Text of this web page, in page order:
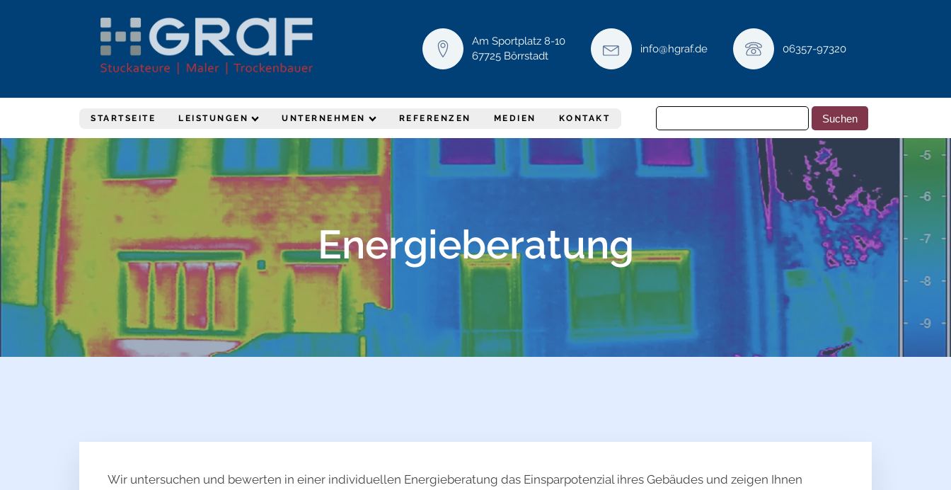
Am Sportplatz 8-10
67725 Börrstadt
info@hgraf.de 06357-97320
STARTSEITE LEISTUNGEN UNTERNEHMEN REFERENZEN MEDIEN KONTAKT
Energieberatung
Wir untersuchen und bewerten in einer individuellen Energieberatung das Einsparpotenzial ihres Gebäudes und zeigen Ihnen